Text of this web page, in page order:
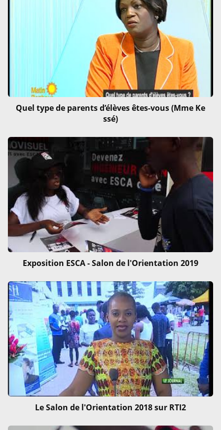
Quel type de parents d’élèves êtes-vous (Mme Ke
ssé)
Exposition ESCA - Salon de l'Orientation 2019
Le Salon de l'Orientation 2018 sur RTI2